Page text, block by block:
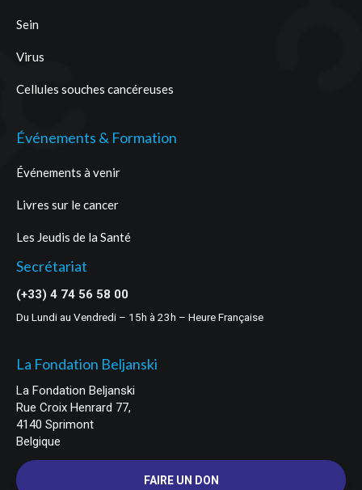
Sein
Virus
Cellules souches cancéreuses
Événements & Formation
Événements à venir
Livres sur le cancer
Les Jeudis de la Santé
Secrétariat
(+33) 4 74 56 58 00
Du Lundi au Vendredi – 15h à 23h – Heure Française
La Fondation Beljanski
La Fondation Beljanski
Rue Croix Henrard 77,
4140 Sprimont
Belgique
FAIRE UN DON